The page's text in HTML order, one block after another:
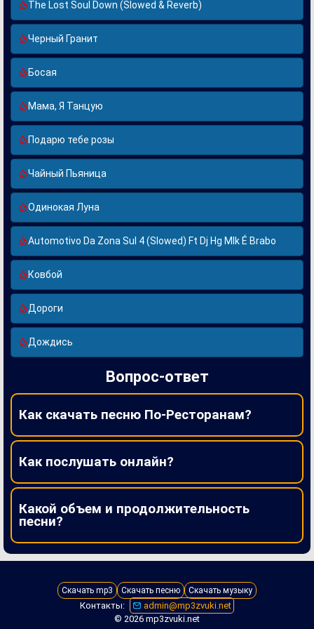
The Lost Soul Down (Slowed & Reverb)
Черный Гранит
Босая
Мама, Я Танцую
Подарю тебе розы
Чайный Пьяница
Одинокая Луна
Automotivo Da Zona Sul 4 (Slowed) Ft Dj Hg Mlk É Brabo
Ковбой
Дороги
Дождись
Вопрос-ответ
Как скачать песню По-Ресторанам?
Как послушать онлайн?
Какой объем и продолжительность
песни?
Скачать mp3 Скачать песню Скачать музыку
Контакты:
admin@mp3zvuki.net
© 2026 mp3zvuki.net